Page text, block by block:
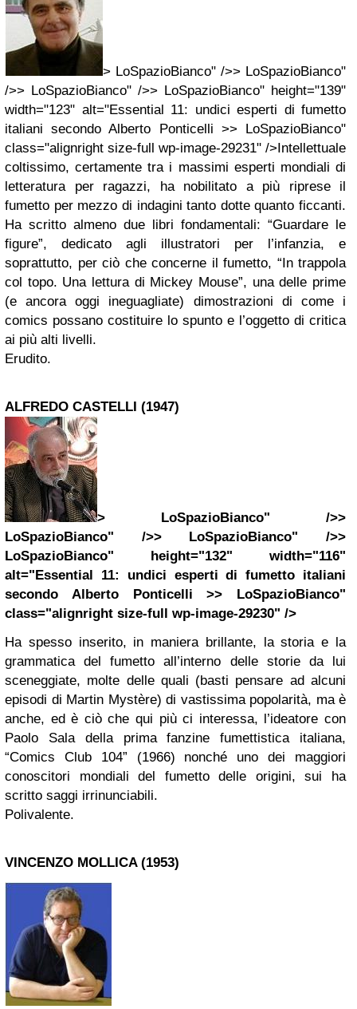
> LoSpazioBianco" />> LoSpazioBianco"
/>> LoSpazioBianco" />> LoSpazioBianco" height="139"
width="123" alt="Essential 11: undici esperti di fumetto
italiani secondo Alberto Ponticelli >> LoSpazioBianco"
class="alignright size-full wp-image-29231" />Intellettuale
coltissimo, certamente tra i massimi esperti mondiali di
letteratura per ragazzi, ha nobilitato a più riprese il
fumetto per mezzo di indagini tanto dotte quanto ficcanti.
Ha scritto almeno due libri fondamentali: “Guardare le
figure”, dedicato agli illustratori per l’infanzia, e
soprattutto, per ciò che concerne il fumetto, “In trappola
col topo. Una lettura di Mickey Mouse”, una delle prime
(e ancora oggi ineguagliate) dimostrazioni di come i
comics possano costituire lo spunto e l’oggetto di critica
ai più alti livelli.
Erudito.
ALFREDO CASTELLI (1947)
> LoSpazioBianco" />>
LoSpazioBianco" />> LoSpazioBianco" />>
LoSpazioBianco" height="132" width="116"
alt="Essential 11: undici esperti di fumetto italiani
secondo Alberto Ponticelli >> LoSpazioBianco"
class="alignright size-full wp-image-29230" />
Ha spesso inserito, in maniera brillante, la storia e la
grammatica del fumetto all’interno delle storie da lui
sceneggiate, molte delle quali (basti pensare ad alcuni
episodi di Martin Mystère) di vastissima popolarità, ma è
anche, ed è ciò che qui più ci interessa, l’ideatore con
Paolo Sala della prima fanzine fumettistica italiana,
“Comics Club 104” (1966) nonché uno dei maggiori
conoscitori mondiali del fumetto delle origini, sui ha
scritto saggi irrinunciabili.
Polivalente.
VINCENZO MOLLICA (1953)